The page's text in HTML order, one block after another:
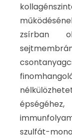
zsírban
szulfát-